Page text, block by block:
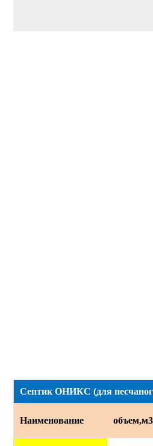
Септик ОНИКС (для
Наименование объем,м3